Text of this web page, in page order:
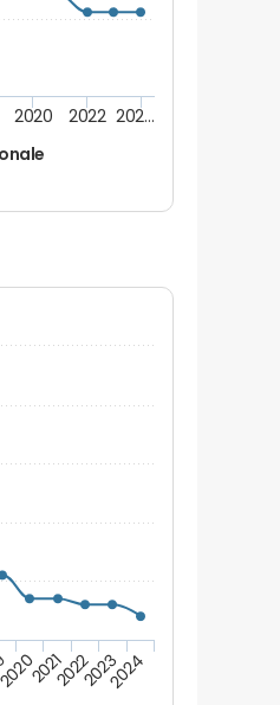
2020 2022 202…
2021202220232024